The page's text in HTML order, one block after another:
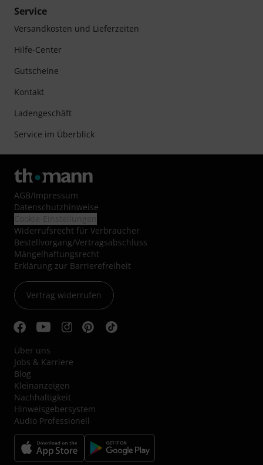
Service
Versandkosten und Lieferzeiten
Hilfe-Center
Gutscheine
Kontakt
Ladengeschäft
Service im Überblick
AGB/Impressum
Datenschutzhinweise
Widerrufsrecht für Verbraucher
Bestellvorgang/Vertragsabschluss
Mängelhaftungsrecht
Erklärung zur Barrierefreiheit
Vertrag widerrufen
Über uns
Jobs & Karriere
Blog
Kleinanzeigen
Nachhaltigkeit
Hinweisgebersystem
Audio Professionell